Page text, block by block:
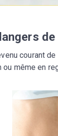
courant
ou même en